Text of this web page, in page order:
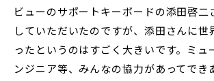
ビューのサポートキーボードの添田啓二
していただいたのですが、添田さんに世
ったというのはすごく大きいです。ミュ
ンジニア等、みんなの協力があってでき